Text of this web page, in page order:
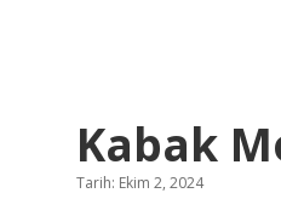
Kabak
Tarih: Ekim 2, 2024